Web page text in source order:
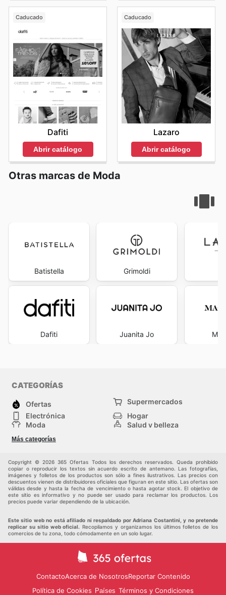
Caducado
Dafiti
Abrir catálogo
Caducado
Lazaro
Abrir catálogo
Otras marcas de Moda
Batistella
Dafiti
Grimoldi
Juanita Jo
CATEGORÍAS
Ofertas
Supermercados
Electrónica
Hogar
Moda
Salud y belleza
Deportes
Más categorías
Copyright © 2026 365 Ofertas Todos los derechos reservados. Queda prohibido
copiar o reproducir los textos sin acuerdo escrito de antemano. Las fotografías,
imágenes y folletos de los productos son sólo a fines ilustrativos. Las precios con
descuentos vienen de distribuidores oficiales que figuran en este sitio. Las ofertas son
válidas desde y hasta la fecha de vencimiento o hasta agotar stock. El objetivo de
este sitio es informativo y no puede ser usado para reclamar los productos. Los
precios puede variar dependiendo de la ubicación.
Este sitio web no está afiliado ni respaldado por Adriana Costantini, y no pretende
replicar su sitio web oficial. Recopilamos y organizamos los últimos folletos de los
comercios de tu zona, todo cómodamente en un solo lugar.
ContactoAcerca de NosotrosReportar Contenido
Política de Cookies Países Términos y Condiciones